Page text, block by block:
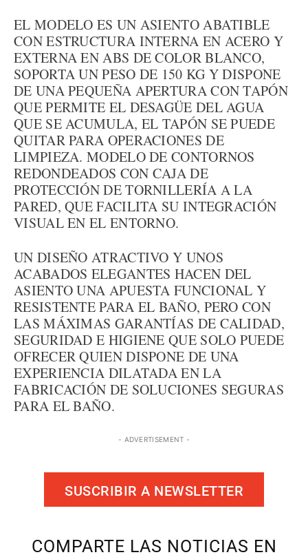
EL MODELO ES UN ASIENTO ABATIBLE
CON ESTRUCTURA INTERNA EN ACERO Y
EXTERNA EN ABS DE COLOR BLANCO,
SOPORTA UN PESO DE 150 KG Y DISPONE
DE UNA PEQUEÑA APERTURA CON TAPÓN
QUE PERMITE EL DESAGÜE DEL AGUA
QUE SE ACUMULA, EL TAPÓN SE PUEDE
QUITAR PARA OPERACIONES DE
LIMPIEZA. MODELO DE CONTORNOS
REDONDEADOS CON CAJA DE
PROTECCIÓN DE TORNILLERÍA A LA
PARED, QUE FACILITA SU INTEGRACIÓN
VISUAL EN EL ENTORNO.
UN DISEÑO ATRACTIVO Y UNOS
ACABADOS ELEGANTES HACEN DEL
ASIENTO UNA APUESTA FUNCIONAL Y
RESISTENTE PARA EL BAÑO, PERO CON
LAS MÁXIMAS GARANTÍAS DE CALIDAD,
SEGURIDAD E HIGIENE QUE SOLO PUEDE
OFRECER QUIEN DISPONE DE UNA
EXPERIENCIA DILATADA EN LA
FABRICACIÓN DE SOLUCIONES SEGURAS
PARA EL BAÑO.
- ADVERTISEMENT -
SUSCRIBIR A NEWSLETTER
COMPARTE LAS NOTICIAS EN